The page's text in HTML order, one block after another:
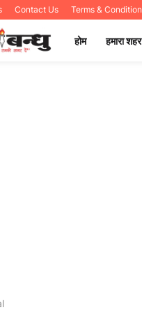
Contact Us Terms & Condition
होम हमारा शहर